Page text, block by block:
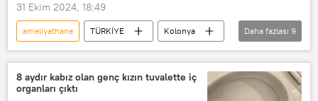
31 Ekim 2024, 18:49
ameliyathane TÜRKİYE
Kolonya
Deney
bilimsel deney
Yangın
Yangın söndürme
Ameliyat
Daha fazlası 9
8 aydır kabız olan genç kızın tuvalette iç
organları çıktı